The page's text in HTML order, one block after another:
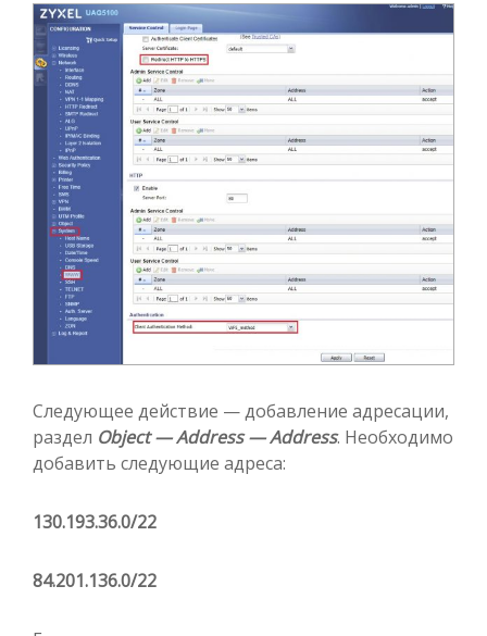
Следующее действие — добавление адресации,
раздел Object — Address — Address. Необходимо
добавить следующие адреса:
130.193.36.0/22
84.201.136.0/22